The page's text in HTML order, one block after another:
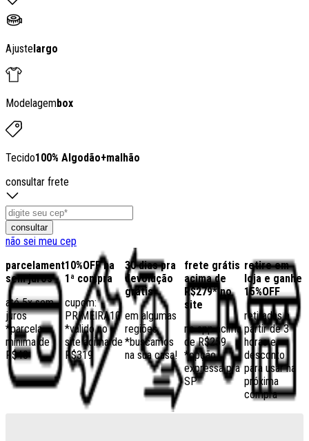
Ajustelargo
Modelagembox
Tecido100% Algodão+malhão
consultar frete
consultar
não sei meu cep
parcelamento
sem juros
até 5x sem
juros
*parcela
mínima de
R$40
10%OFF na
1ª compra
cupom:
PRIMEIRA10
*válido no
site acima de
R$319
30 dias pra
devolução
grátis
em algumas
regiões,
*buscamos
na sua casa!
frete grátis
acima de
R$279* no
site
no app acima
de R$259
*opção
expressa pra
SP
retire em
loja e ganhe
15%OFF
retiradas a
partir de 3
horas e
desconto
para usar na
próxima
compra